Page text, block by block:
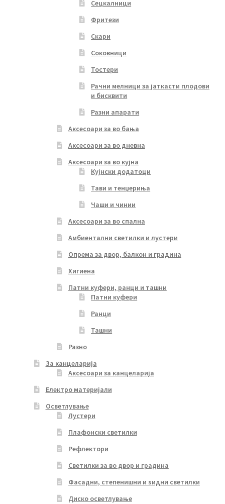
Сецкалници
Фритези
Скари
Соковници
Тостери
Рачни мелници за јаткасти плодови
и бисквити
Разни апарати
Аксесоари за во бања
Аксесоари за во дневна
Аксесоари за во кујна
Кујнски додатоци
Тави и тенџериња
Чаши и чинии
Аксесоари за во спална
Амбиентални светилки и лустери
Опрема за двор, балкон и градина
Хигиена
Патни куфери, ранци и ташни
Патни куфери
Ранци
Ташни
Разно
За канцеларија
Аксесоари за канцеларија
Електро материјали
Осветлување
Лустери
Плафонски светилки
Рефлектори
Светилки за во двор и градина
Фасадни, степенишни и ѕидни светилки
Диско осветлување